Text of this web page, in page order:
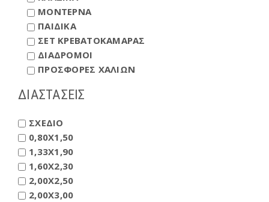
ΜΟΝΤΕΡΝΑ
ΠΑΙΔΙΚΑ
ΣΕΤ ΚΡΕΒΑΤΟΚΑΜΑΡΑΣ
ΔΙΑΔΡΟΜΟΙ
ΠΡΟΣΦΟΡΕΣ ΧΑΛΙΩΝ
ΔΙΑΣΤΑΣΕΙΣ
ΣΧΕΔΙΟ
0,80X1,50
1,33X1,90
1,60X2,30
2,00X2,50
2,00X3,00